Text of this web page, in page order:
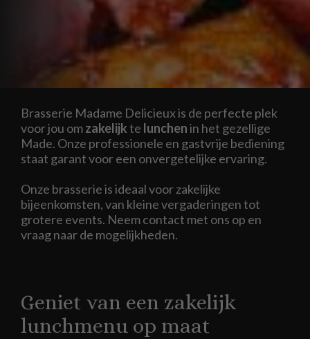
Brasserie Madame Delicieux is de perfecte plek
voor jou omzakelijkte lunchenin het gezellige
Made. Onze professionele en gastvrije bediening
staat garant voor een onvergetelijke ervaring.
Onze brasserie is ideaal voor zakelijke
bijeenkomsten, van kleine vergaderingen tot
grotere events. Neem contact met ons op en
vraag naar de mogelijkheden.
Geniet van een zakelijk
lunchmenu op maat